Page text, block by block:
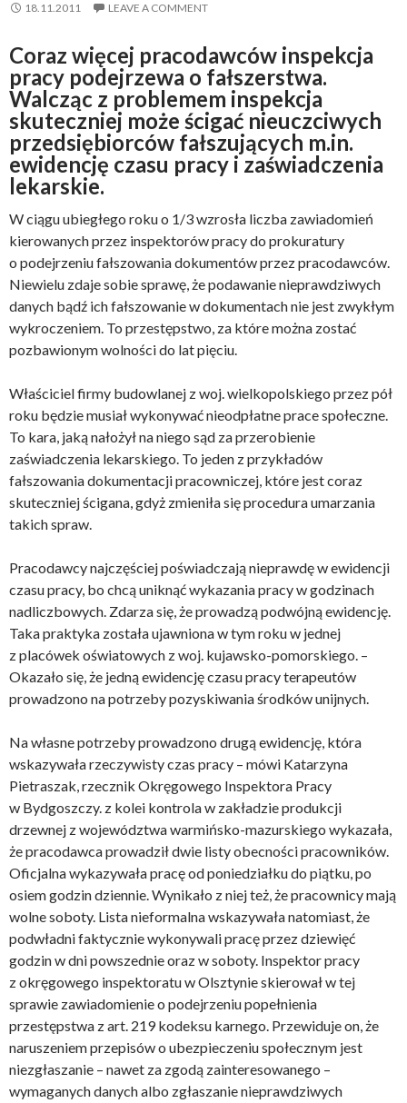
18.11.2011 LEAVE A COMMENT
Coraz więcej pracodawców inspekcja
pracy podejrzewa o fałszerstwa.
Walcząc z problemem inspekcja
skuteczniej może ścigać nieuczciwych
przedsiębiorców fałszujących m.in.
ewidencję czasu pracy i zaświadczenia
lekarskie.
W ciągu ubiegłego roku o 1/3 wzrosła liczba zawiadomień
kierowanych przez inspektorów pracy do prokuratury
o podejrzeniu fałszowania dokumentów przez pracodawców.
Niewielu zdaje sobie sprawę, że podawanie nieprawdziwych
danych bądź ich fałszowanie w dokumentach nie jest zwykłym
wykroczeniem. To przestępstwo, za które można zostać
pozbawionym wolności do lat pięciu.
Właściciel firmy budowlanej z woj. wielkopolskiego przez pół
roku będzie musiał wykonywać nieodpłatne prace społeczne.
To kara, jaką nałożył na niego sąd za przerobienie
zaświadczenia lekarskiego. To jeden z przykładów
fałszowania dokumentacji pracowniczej, które jest coraz
skuteczniej ścigana, gdyż zmieniła się procedura umarzania
takich spraw.
Pracodawcy najczęściej poświadczają nieprawdę w ewidencji
czasu pracy, bo chcą uniknąć wykazania pracy w godzinach
nadliczbowych. Zdarza się, że prowadzą podwójną ewidencję.
Taka praktyka została ujawniona w tym roku w jednej
z placówek oświatowych z woj. kujawsko-pomorskiego. –
Okazało się, że jedną ewidencję czasu pracy terapeutów
prowadzono na potrzeby pozyskiwania środków unijnych.
Na własne potrzeby prowadzono drugą ewidencję, która
wskazywała rzeczywisty czas pracy – mówi Katarzyna
Pietraszak, rzecznik Okręgowego Inspektora Pracy
w Bydgoszczy. z kolei kontrola w zakładzie produkcji
drzewnej z województwa warmińsko-mazurskiego wykazała,
że pracodawca prowadził dwie listy obecności pracowników.
Oficjalna wykazywała pracę od poniedziałku do piątku, po
osiem godzin dziennie. Wynikało z niej też, że pracownicy mają
wolne soboty. Lista nieformalna wskazywała natomiast, że
podwładni faktycznie wykonywali pracę przez dziewięć
godzin w dni powszednie oraz w soboty. Inspektor pracy
z okręgowego inspektoratu w Olsztynie skierował w tej
sprawie zawiadomienie o podejrzeniu popełnienia
przestępstwa z art. 219 kodeksu karnego. Przewiduje on, że
naruszeniem przepisów o ubezpieczeniu społecznym jest
niezgłaszanie – nawet za zgodą zainteresowanego –
wymaganych danych albo zgłaszanie nieprawdziwych